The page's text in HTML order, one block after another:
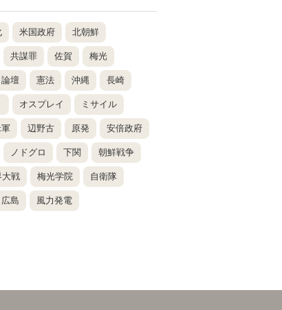
米国政府 北朝鮮
共謀罪 佐賀 梅光
論壇 憲法 沖縄 長崎
オスプレイ ミサイル
辺野古 原発 安倍政府
ノドグロ 下関 朝鮮戦争
大戦 梅光学院 自衛隊
広島 風力発電